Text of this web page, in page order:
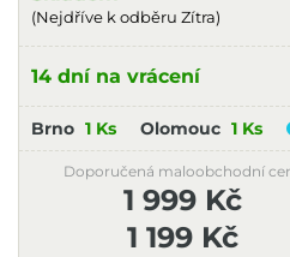
(Nejdříve k odběru Zítra)
14 dní na vrácení
Brno 1 Ks Olomouc 1 Ks
1 199 Kč
Doporučená maloobchodní
1 999 Kč